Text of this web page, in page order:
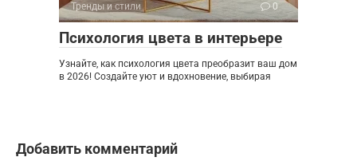
Тренды и стили 0
Психология цвета в интерьере
Узнайте, как психология цвета преобразит ваш дом
в 2026! Создайте уют и вдохновение, выбирая
Добавить комментарий